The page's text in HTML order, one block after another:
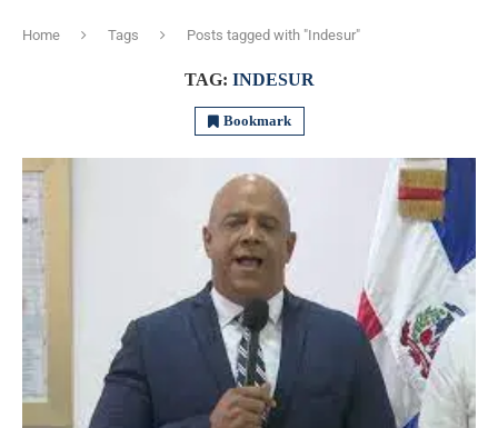
Home Tags Posts tagged with "Indesur"
TAG: INDESUR
Bookmark